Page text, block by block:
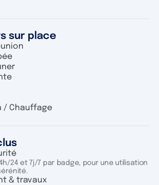
sur place
/ Chauffage
24 et 7j/7 par badge, pour une utilisation
& travaux